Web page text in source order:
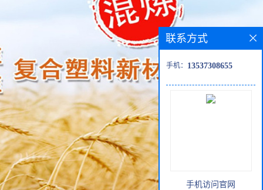
联系方式
手机： 13537308655
手机访问官网